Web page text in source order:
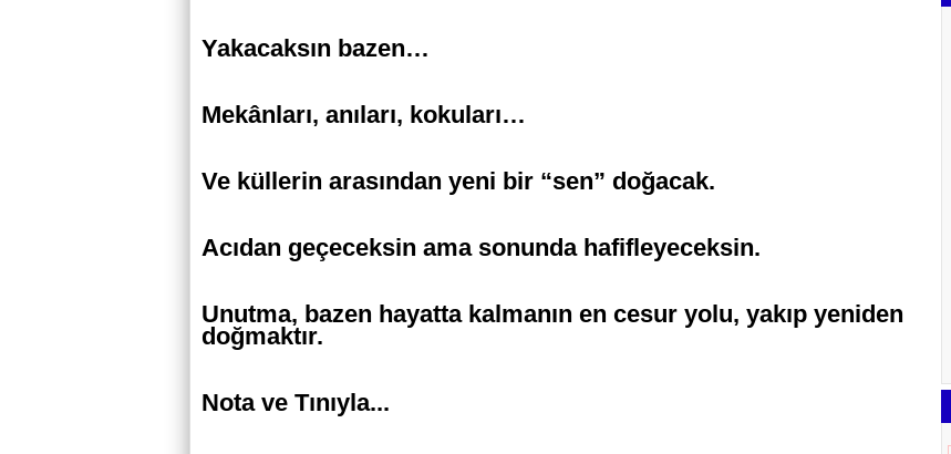
Yakacaksın bazen…
Mekânları, anıları, kokuları…
Ve küllerin arasından yeni bir “sen” doğacak.
Acıdan geçeceksin ama sonunda hafifleyeceksin.
Unutma, bazen hayatta kalmanın en cesur yolu, yakıp yeniden
doğmaktır.
Nota ve Tınıyla...